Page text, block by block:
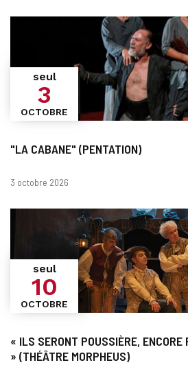
"LA CABANE" (PENTATION)
seul
3
OCTOBRE
Dates
3 octobre 2026
« ILS SERONT POUSSIÈRE, ENCORE
» (THÉÂTRE MORPHEUS)
seul
10
OCTOBRE